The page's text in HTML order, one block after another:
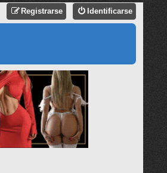
Identificarse
Registrarse